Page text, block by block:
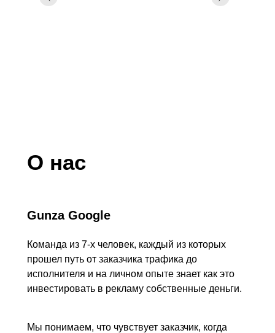
О нас
Gunza Google
Команда из 7-х человек, каждый из которых
прошел путь от заказчика трафика до
исполнителя и на личном опыте знает как это
инвестировать в рекламу собственные деньги.
Мы понимаем, что чувствует заказчик, когда